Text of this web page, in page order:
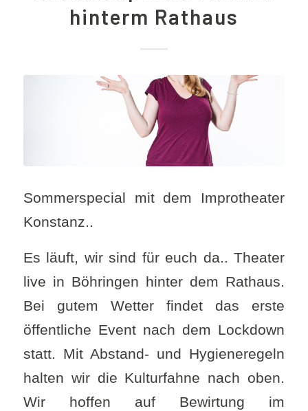
hinterm Rathaus
Sommerspecial mit dem Improtheater
Konstanz..
Es läuft, wir sind für euch da.. Theater
live in Böhringen hinter dem Rathaus.
Bei gutem Wetter findet das erste
öffentliche Event nach dem Lockdown
statt. Mit Abstand- und Hygieneregeln
halten wir die Kulturfahne nach oben.
Wir hoffen auf Bewirtung im